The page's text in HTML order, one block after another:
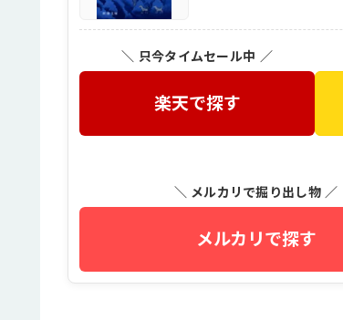
＼ 只今タイムセール中 ／
楽天で探す
＼ メルカリで掘り出し物 ／
メルカリで探す